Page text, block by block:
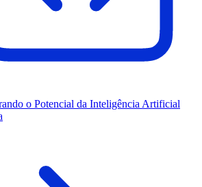
o Potencial da Inteligência Artificial